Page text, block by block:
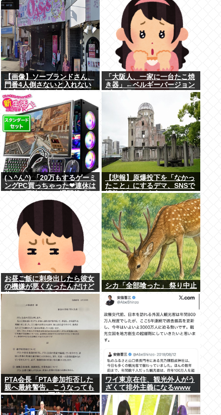
【画像】ソープランドさん、
門番4人倒さないと入れない
ように映ってしまう
「大阪人、一家に一台たこ焼
き器」←ベルギーバージョン
(ヽ^ん^) 「20万もするゲーミ
ングPC買っちゃった❤連休は
届け物でーす」（ヽ´ん`）
「そう…」
【悲報】原爆投下を「なかっ
たこと」にするデマ、SNSで
拡散されてしまう
お昼ご飯に刺身出したら彼女
の機嫌が悪くなったんだけど
俺が悪いのだろうか →…こ
れアウト？
シカ「全部喰った」 祭り中止
PTA会長「PTA参加拒否した
親へ最終警告。こうなっても
いい？」 （※画像あり）
ワイ東京在住、観光外人がう
ざくて排外主義になるwww